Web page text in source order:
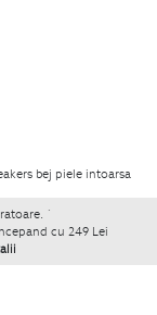
bej piele intoarsa
`
cu 249 Lei